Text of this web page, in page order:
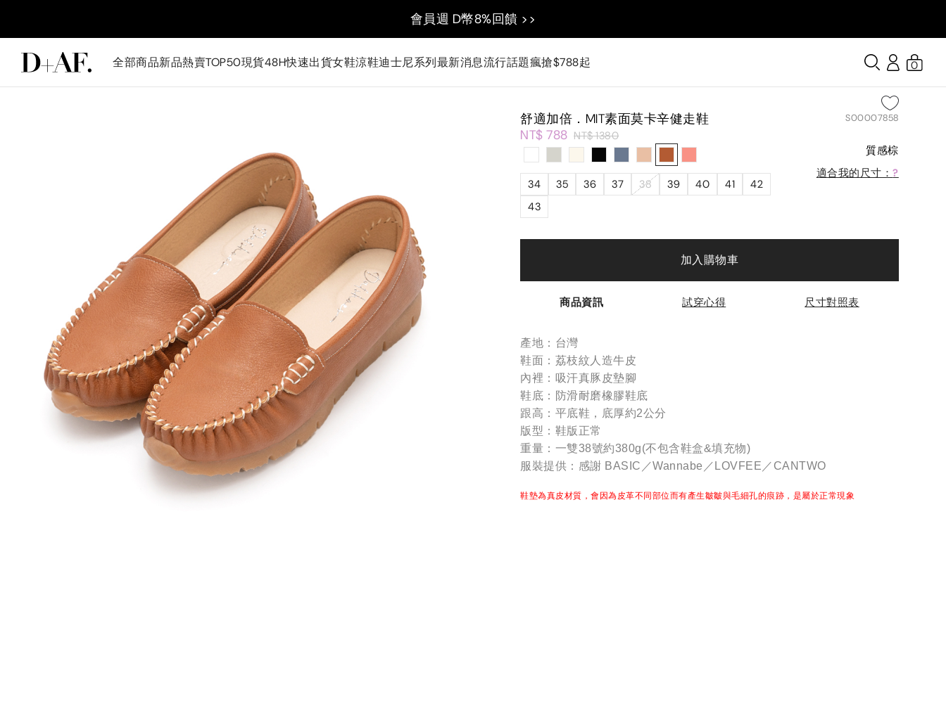
會員週 D幣8%回饋 >>
全部商品新品熱賣TOP50現貨48H快速出貨女鞋涼鞋迪士尼系列最新消息流行話題瘋搶$788起 0
舒適加倍．MIT素面莫卡辛健走鞋 S00007858
NT$ 788 NT$ 1380
質感棕
34 35 36 37 38 39 40 41
42
43
適合我的尺寸：?
加入購物車
商品資訊 試穿心得 尺寸對照表
產地：台灣
鞋面：荔枝紋人造牛皮
內裡：吸汗真豚皮墊腳
鞋底：防滑耐磨橡膠鞋底
跟高：平底鞋，底厚約2公分
版型：鞋版正常
重量：一雙38號約380g(不包含鞋盒&填充物)
服裝提供：感謝 BASIC／Wannabe／LOVFEE／CANTWO
鞋墊為真皮材質，會因為皮革不同部位而有產生皺皺與毛細孔的痕跡，是屬於正常現象